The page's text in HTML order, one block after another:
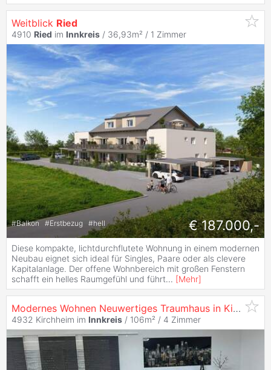
Weitblick Ried
4910 Ried im Innkreis / 36,93m² / 1 Zimmer
#Balkon #Erstbezug #hell € 187.000,-
Diese kompakte, lichtdurchflutete Wohnung in einem modernen
Neubau eignet sich ideal für Singles, Paare oder als clevere
Kapitalanlage. Der offene Wohnbereich mit großen Fenstern
schafft ein helles Raumgefühl und führt... [Mehr]
Modernes Wohnen Neuwertiges Traumhaus in Kirchheim im
4932 Kirchheim im Innkreis / 106m² / 4 Zimmer